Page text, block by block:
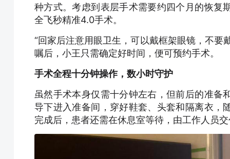
种方式。考虑到表层手术需要约四个月的恢复
全飞秒精准4.0手术。
“回家后注意用眼卫生，可以戴框架眼镜，不要
嘱后，小王只需确定好时间，便可预约手术。
手术全程十分钟操作，数小时守护
虽然手术本身仅需十分钟左右，但前后的准备
导下进入准备间，穿好鞋套、头套和隔离衣，
完成后，患者还需在休息室等待，由工作人员